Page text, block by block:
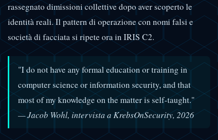
rassegnato dimissioni collettive dopo aver scoperto le
identità reali. Il pattern di operazione con nomi falsi e
società di facciata si ripete ora in IRIS C2.
"I do not have any formal education or training in
computer science or information security, and that
most of my knowledge on the matter is self-taught."
— Jacob Wohl, intervista a KrebsOnSecurity, 2026